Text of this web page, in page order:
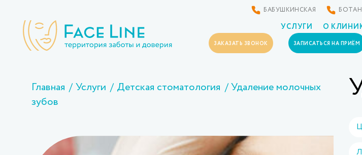
БАБУШКИНСКАЯ
УСЛУГИ О
ЗАКАЗАТЬ ЗВОНОК ЗАПИСАТЬСЯ НА ПРИЁМ
Главная Услуги Детская стоматология Удаление молочных
зубов